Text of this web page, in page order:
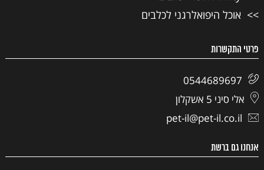
אוכל היפואלרגני לכלבים
פרטי התקשרות
0544689697
אלי סיני 5 אשקלון
pet-il@pet-il.co.il
אנחנו גם ברשת